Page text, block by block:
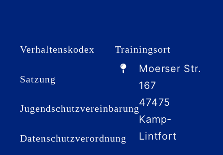
Verhaltenskodex
Satzung
Jugendschutzvereinbarung
Datenschutzverordnung
Trainingsort
Moerser Str.
167
47475
Kamp-
Lintfort